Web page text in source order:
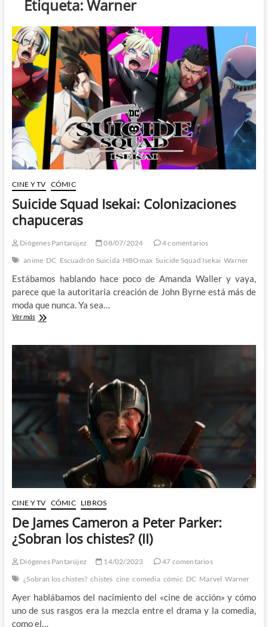
Etiqueta:Warner
CINE Y TV CÓMIC
Suicide Squad Isekai: Colonizaciones
chapuceras
Diógenes Pantarújez 08/07/2024
4 comentarios
anime DC Escuadrón Suicida HBOmax Suicide Squad Isekai Warner
Estábamos hablando hace poco de Amanda Waller y vaya,
parece que la autoritaria creación de John Byrne está más de
moda que nunca. Ya sea…
Ver másSuicide
Colonizaciones
CINE Y TV CÓMIC LIBROS
De James Cameron a Peter Parker:
¿Sobran los chistes? (II)
Diógenes Pantarújez 14/02/2023
47 comentarios
¿Sobran los chistes? chistes cine comedia cómic DC Marvel Warner
Ayer hablábamos del nacimiento del «cine de acción» y cómo
uno de sus rasgos era la mezcla entre el drama y la comedia,
como el…